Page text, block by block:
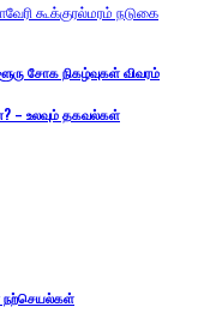
கூக்குரல்மரம் நடுகை
சோக நிகழ்வுகள் விவரம்
– உலவும் தகவல்கள்
நற்செயல்கள்